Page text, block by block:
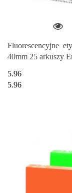
40mm 25 arkuszy
5.96
5.96